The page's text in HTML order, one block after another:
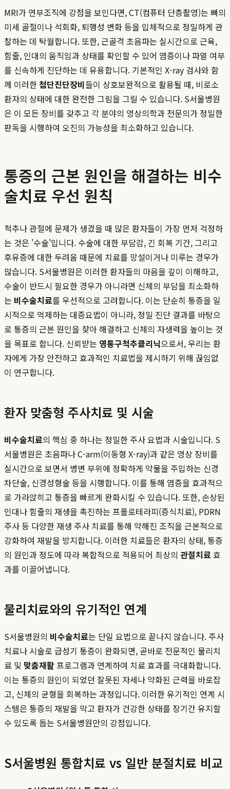
MRI가 연부조직에 강점을 보인다면, CT(컴퓨터 단층촬영)는 뼈의
미세 골절이나 석회화, 퇴행성 변화 등을 입체적으로 정밀하게 관
찰하는 데 탁월합니다. 또한, 근골격 초음파는 실시간으로 근육,
힘줄, 인대의 움직임과 상태를 확인할 수 있어 염증이나 파열 여부
를 신속하게 진단하는 데 유용합니다. 기본적인 X-ray 검사와 함
께 이러한첨단진단장비들이 상호보완적으로 활용될 때, 비로소
환자의 상태에 대한 완전한 그림을 그릴 수 있습니다. S서울병원
은 이 모든 장비를 갖추고 각 분야의 영상의학과 전문의가 정밀한
판독을 시행하여 오진의 가능성을 최소화하고 있습니다.
통증의 근본 원인을 해결하는 비수
술치료 우선 원칙
척추나 관절에 문제가 생겼을 때 많은 환자들이 가장 먼저 걱정하
는 것은 '수술'입니다. 수술에 대한 부담감, 긴 회복 기간, 그리고
후유증에 대한 두려움 때문에 치료를 망설이거나 미루는 경우가
많습니다. S서울병원은 이러한 환자들의 마음을 깊이 이해하고,
수술이 반드시 필요한 경우가 아니라면 신체의 부담을 최소화하
는 비수술치료를 우선적으로 고려합니다. 이는 단순히 통증을 일
시적으로 억제하는 대증요법이 아니라, 정밀 진단 결과를 바탕으
로 통증의 근본 원인을 찾아 해결하고 신체의 자생력을 높이는 것
을 목표로 합니다. 신뢰받는 영통구척추클리닉으로서, 우리는 환
자에게 가장 안전하고 효과적인 치료법을 제시하기 위해 끊임없
이 연구합니다.
환자 맞춤형 주사치료 및 시술
비수술치료의 핵심 중 하나는 정밀한 주사 요법과 시술입니다. S
서울병원은 초음파나 C-arm(이동형 X-ray)과 같은 영상 장비를
실시간으로 보면서 병변 부위에 정확하게 약물을 주입하는 신경
차단술, 신경성형술 등을 시행합니다. 이를 통해 염증을 효과적으
로 가라앉히고 통증을 빠르게 완화시킬 수 있습니다. 또한, 손상된
인대나 힘줄의 재생을 촉진하는 프롤로테라피(증식치료), PDRN
주사 등 다양한 재생 주사 치료를 통해 약해진 조직을 근본적으로
강화하여 재발을 방지합니다. 이러한 치료들은 환자의 상태, 통증
의 원인과 정도에 따라 복합적으로 적용되어 최상의 관절치료효
과를 이끌어냅니다.
물리치료와의 유기적인 연계
S서울병원의 비수술치료는 단일 요법으로 끝나지 않습니다. 주사
치료나 시술로 급성기 통증이 완화되면, 곧바로 전문적인 물리치
료 및 맞춤재활프로그램과 연계하여 치료 효과를 극대화합니다.
이는 통증의 원인이 되었던 잘못된 자세나 약화된 근력을 바로잡
고, 신체의 균형을 회복하는 과정입니다. 이러한 유기적인 연계 시
스템은 통증의 재발을 막고 환자가 건강한 상태를 장기간 유지할
수 있도록 돕는 S서울병원만의 강점입니다.
S서울병원 통합치료 vs 일반 분절치료 비교